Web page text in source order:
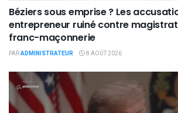
Béziers sous emprise ? Les
entrepreneur ruiné contre
franc-maçonnerie
PARADMINISTRATEUR 8 AOÛT 2026